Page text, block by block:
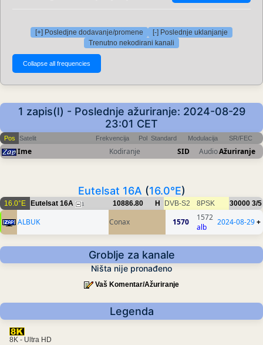
[+] Posledjne dodavanje/promene
[-] Poslednje uklanjanje
Trenutno nekodirani kanali
1 zapis(I) - Poslednje ažuriranje: 2024-08-29
23:01 CET
Pos Satelit Frekvencija Pol Standard Modulacija SR/FEC
Ime Kodiranje SID AudioAžuriranje
Eutelsat 16A (16.0°E)
16.0°E Eutelsat 16A 1 10886.80 H DVB-S2 8PSK 30000 3/5
ALBUK Conax 1570
1572
alb
2024-08-29+
Groblje za kanale
Ništa nije pronađeno
Vaš Komentar/Ažuriranje
Legenda
8K - Ultra HD